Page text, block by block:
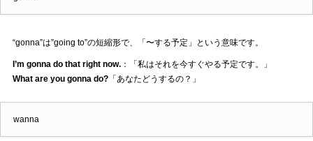
“gonna”は”going to”の短縮形で、「〜する予定」という意味です。
I’m gonna do that right now.：「私はそれを今すぐやる予定です。」
What are you gonna do?「あなたどうするの？」
wanna